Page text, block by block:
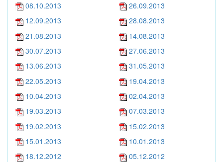
08.10.2013
26.09.2013
12.09.2013
28.08.2013
21.08.2013
14.08.2013
30.07.2013
27.06.2013
13.06.2013
31.05.2013
22.05.2013
19.04.2013
10.04.2013
02.04.2013
19.03.2013
07.03.2013
19.02.2013
15.02.2013
15.01.2013
10.01.2013
18.12.2012
05.12.2012